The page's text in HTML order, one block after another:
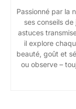
Passionné par la
ses conseils
astuces
il explore
beauté, goût et
ou observe –